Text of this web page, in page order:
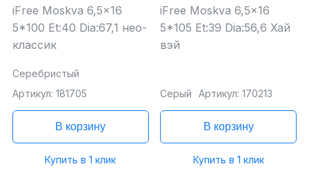
iFree Moskva 6,5x16
5*100 Et:40 Dia:67,1 нео-
классик
Серебристый
Артикул: 181705
В корзину
Купить в 1 клик
iFree Moskva 6,5x16
5*105 Et:39 Dia:56,6 Хай
вэй
Серый Артикул: 170213
В корзину
Купить в 1 клик